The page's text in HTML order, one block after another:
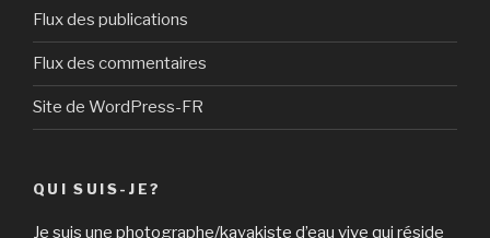
Flux des publications
Flux des commentaires
Site de WordPress-FR
QUI SUIS-JE?
Je suis une photographe/kayakiste d’eau vive qui réside